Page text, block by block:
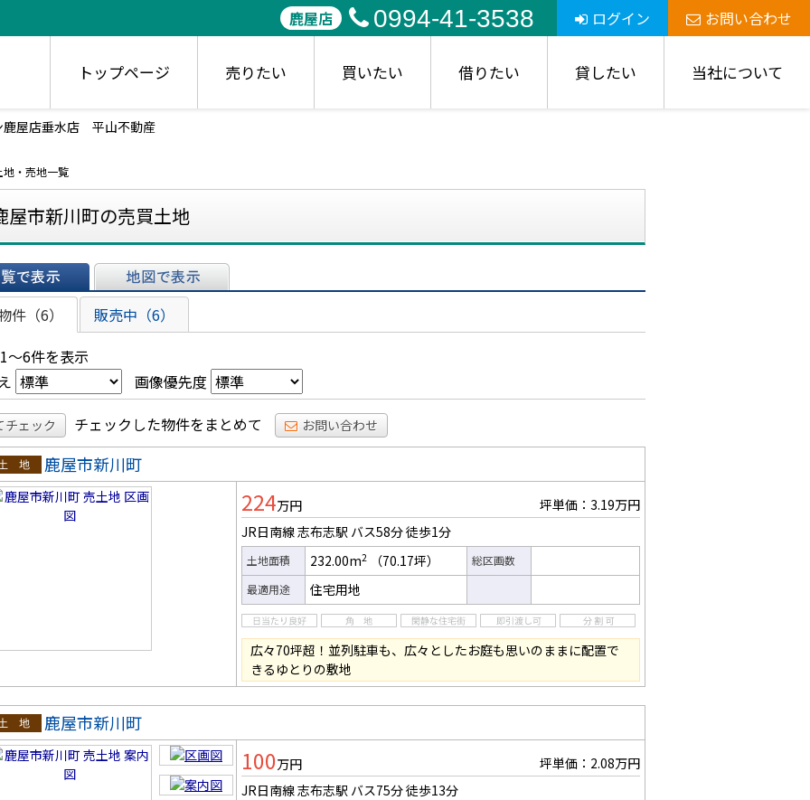
鹿屋店 0994-41-3538 ログイン お問い合わせ
トップページ 売りたい 買いたい 借りたい 貸したい 当社について
鹿屋店垂水店 平山不動産
・売地一覧
屋市新川町の売買土地
示 地図で表示
件（6）
販売中（6）
～6件を表示
画像優先度
チェック チェックした物件をまとめて お問い合わせ
地
鹿屋市新川町
224万円
坪単価：3.19万円
JR日南線 志布志駅 バス58分徒歩1分
土地面積 232.00m2 （70.17坪）
総区画数
最適用途
住宅用地
広々70坪超！並列駐車も、広々としたお庭も思いのままに配置で
きるゆとりの敷地
地
鹿屋市新川町
100万円
坪単価：2.08万円
JR日南線 志布志駅 バス75分徒歩13分